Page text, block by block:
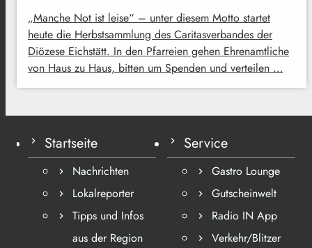
„Manche Not ist leise“ – unter diesem Motto startet
heute die Herbstsammlung des Caritasverbandes der
Diözese Eichstätt. In den Pfarreien gehen Ehrenamtliche
von Haus zu Haus, bitten um Spenden und verteilen …
Startseite
Nachrichten
Lokalreporter
Tipps und Infos
aus der Region
Service
Gastro Lounge
Gutscheinwelt
Radio IN App
Verkehr/Blitzer